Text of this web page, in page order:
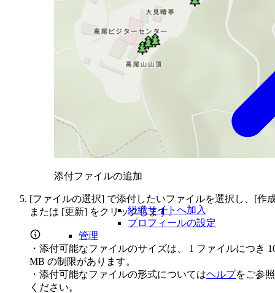
組織サイトへ加入
プロフィールの設定
管理
添付ファイルの追加
[ファイルの選択] で添付したいファイルを選択し、[作
または [更新] をクリックします。
・添付可能なファイルのサイズは、 1 ファイルにつき
MB の制限があります。
・添付可能なファイルの形式についてはヘルプをご参照
ください。